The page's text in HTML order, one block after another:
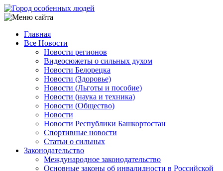
Перейти
к
содержанию
Main
navigation
Главная
Все Новости
Новости регионов
Видеосюжеты о сильных духом
Новости Белорецка
Новости (Здоровье)
Новости (Льготы и пособие)
Новости (наука и техника)
Новости (Общество)
Новости
Новости Республики Башкортостан
Спортивные новости
Статьи о сильных
Законодательство
Международное законодательство
Основные законы об инвалидности в Российской